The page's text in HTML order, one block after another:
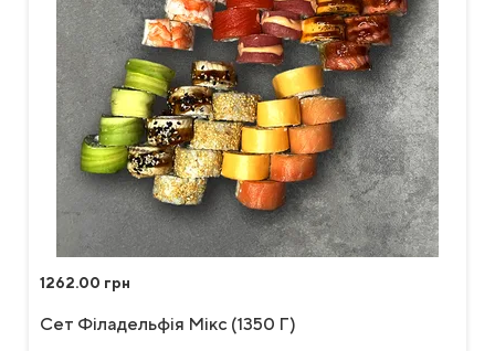
1262.00 грн
Сет Філадельфія Мікс (1350 Г)